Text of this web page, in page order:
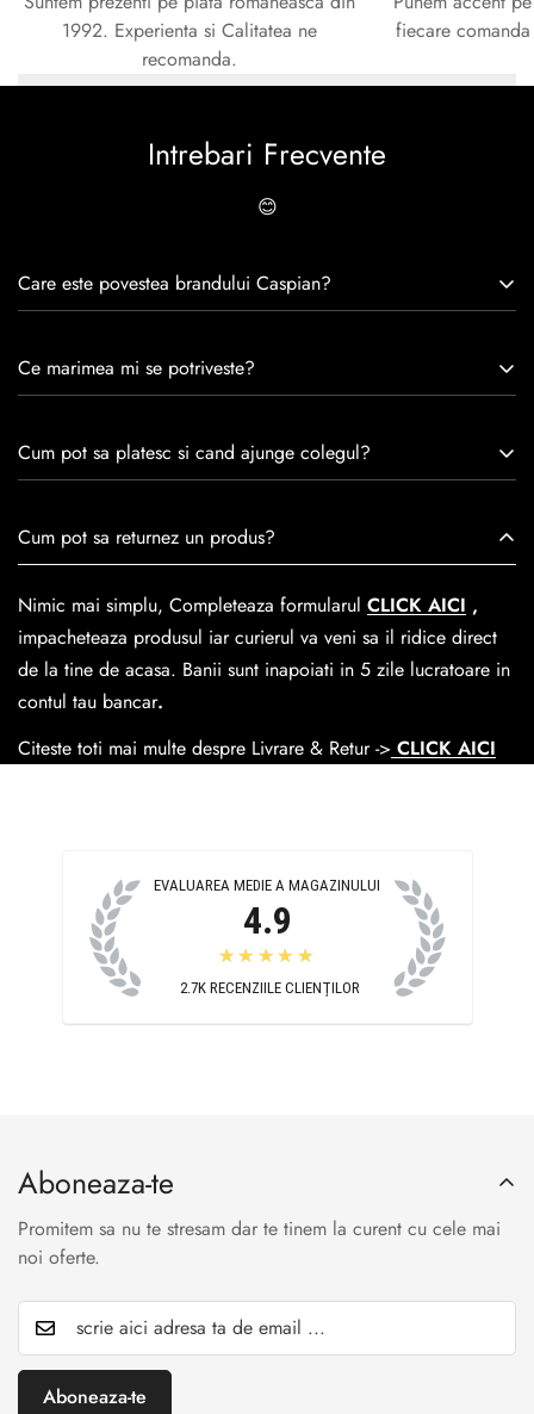
1992. Experienta si Calitatea ne
recomanda.
fiecare
Intrebari Frecvente
😊
Care este povestea brandului Caspian?
experiență de peste 30 de ani în industria modei, Caspian se
satisfacția clienților.Fiecare pereche de încălțăminte Caspian
este creată cu mândrie de meșteri pricepuți, care aduc la
trecerea timpului.
Ce marimea mi se potriveste?
Cum pot sa platesc si cand ajunge colegul?
medie livrarea dureaza 1-2 zilelucratoare prin
Easybox-ul Emag.
Cosul de livrareeste 15 lei pentru o comanda mai mica de
390 lei si Gratuit pentru o comanda de peste 390 lei.
Cum pot sa returnez un produs?
Nimic mai simplu, Completeaza formularul CLICK AICI ,
impacheteaza produsul iar curierul va veni sa il ridice direct
de la tine de acasa. Banii sunt inapoiati in 5 zile lucratoare in
contul tau bancar.
Citeste toti mai multe despre Livrare & Retur -> CLICK AICI
EVALUAREA MEDIE A MAGAZINULUI
4.9
★★★★★
2.7K RECENZIILE CLIENȚILOR
Aboneaza-te
Promitem sa nu te stresam dar te tinem la curent cu cele mai
noi oferte.
Aboneaza-te